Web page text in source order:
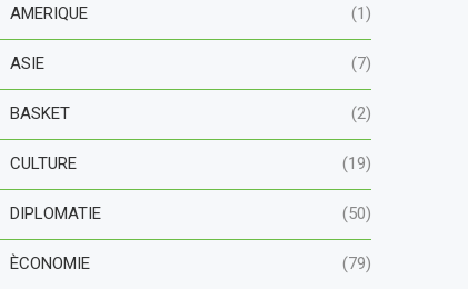
AMERIQUE (1)
ASIE (7)
BASKET (2)
CULTURE (19)
DIPLOMATIE (50)
ÈCONOMIE (79)